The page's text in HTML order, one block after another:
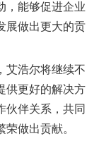
，能够促进企业
展做出更大的贡
艾浩尔将继续不
供更好的解决方
伙伴关系，共同
做出贡献。